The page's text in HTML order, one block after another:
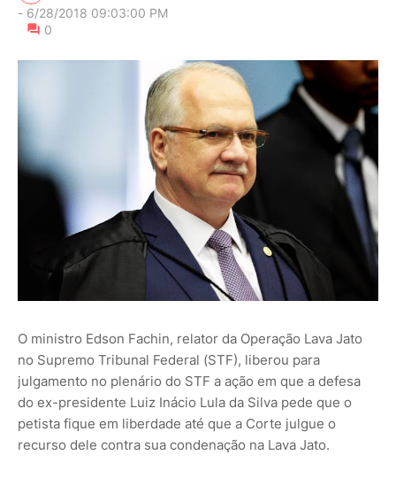
- 6/28/2018 09:03:00 PM
0
O ministro Edson Fachin, relator da Operação Lava Jato
no Supremo Tribunal Federal (STF), liberou para
julgamento no plenário do STF a ação em que a defesa
do ex-presidente Luiz Inácio Lula da Silva pede que o
petista fique em liberdade até que a Corte julgue o
recurso dele contra sua condenação na Lava Jato.